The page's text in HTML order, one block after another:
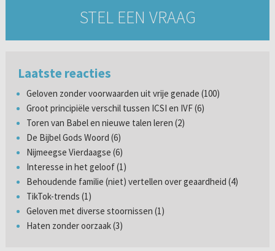
STEL EEN VRAAG
Laatste reacties
Geloven zonder voorwaarden uit vrije genade (100)
Groot principiële verschil tussen ICSI en IVF (6)
Toren van Babel en nieuwe talen leren (2)
De Bijbel Gods Woord (6)
Nijmeegse Vierdaagse (6)
Interesse in het geloof (1)
Behoudende familie (niet) vertellen over geaardheid (4)
TikTok-trends (1)
Geloven met diverse stoornissen (1)
Haten zonder oorzaak (3)